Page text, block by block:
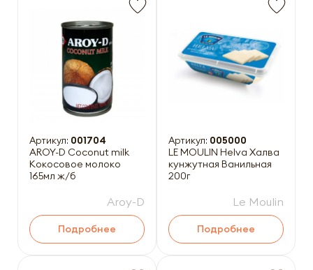
Артикул: 001704
AROY-D Coconut milk
Кокосовое молоко
165мл ж/б
Aroy-D
Подробнее
Артикул: 005000
LE MOULIN Helva Халва
кунжутная Ванильная
200г
Le Moulin
Подробнее